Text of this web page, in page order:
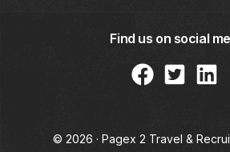
Find us on social
© 2026 · Pagex 2 Travel &